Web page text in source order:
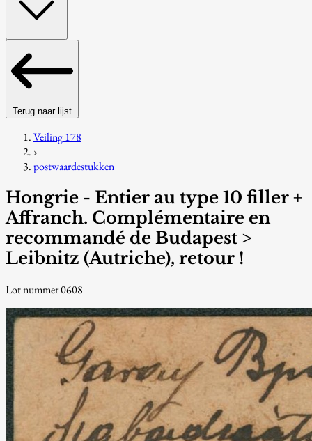
Terug naar lijst
Veiling 178
›
postwaardestukken
Hongrie - Entier au type 10 filler +
Affranch. Complémentaire en
recommandé de Budapest >
Leibnitz (Autriche), retour !
Lot nummer 0608